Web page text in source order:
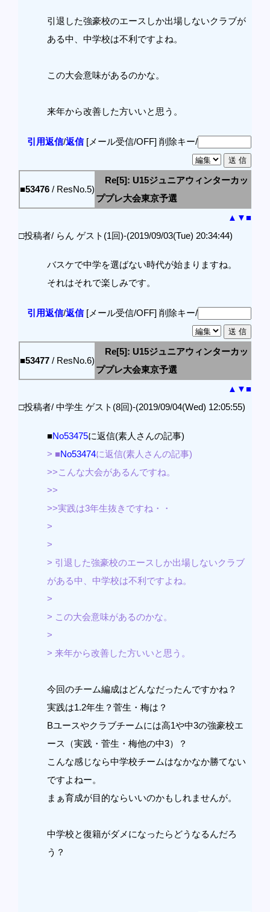
引退した強豪校のエースしか出場しないクラブが
ある中、中学校は不利ですよね。
この大会意味があるのかな。
来年から改善した方いいと思う。
引用返信/返信[メール受信/OFF] 削除キー/
■53476 / ResNo.5)
Re[5]: U15ジュニアウィンターカッ
ププレ大会東京予選
▲ ▼■
□投稿者/ らん ゲスト(1回)-(2019/09/03(Tue) 20:34:44)
バスケで中学を選ばない時代が始まりますね。
それはそれで楽しみです。
引用返信/返信[メール受信/OFF] 削除キー/
■53477 / ResNo.6)
Re[5]: U15ジュニアウィンターカッ
ププレ大会東京予選
▲ ▼■
□投稿者/ 中学生 ゲスト(8回)-(2019/09/04(Wed) 12:05:55)
■No53475に返信(素人さんの記事)
> ■No53474に返信(素人さんの記事)
>>こんな大会があるんですね。
>>
>>実践は3年生抜きですね・・
>
>
> 引退した強豪校のエースしか出場しないクラブ
がある中、中学校は不利ですよね。
>
> この大会意味があるのかな。
>
> 来年から改善した方いいと思う。
今回のチーム編成はどんなだったんですかね？
実践は1.2年生？菅生・梅は？
Bユースやクラブチームには高1や中3の強豪校エ
ース（実践・菅生・梅他の中3）？
こんな感じなら中学校チームはなかなか勝てない
ですよねー。
まぁ育成が目的ならいいのかもしれませんが。
中学校と復籍がダメになったらどうなるんだろ
う？